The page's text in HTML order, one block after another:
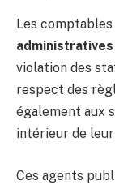
Les
administratives
violation des
respect des
également aux
intérieur de
Ces agents